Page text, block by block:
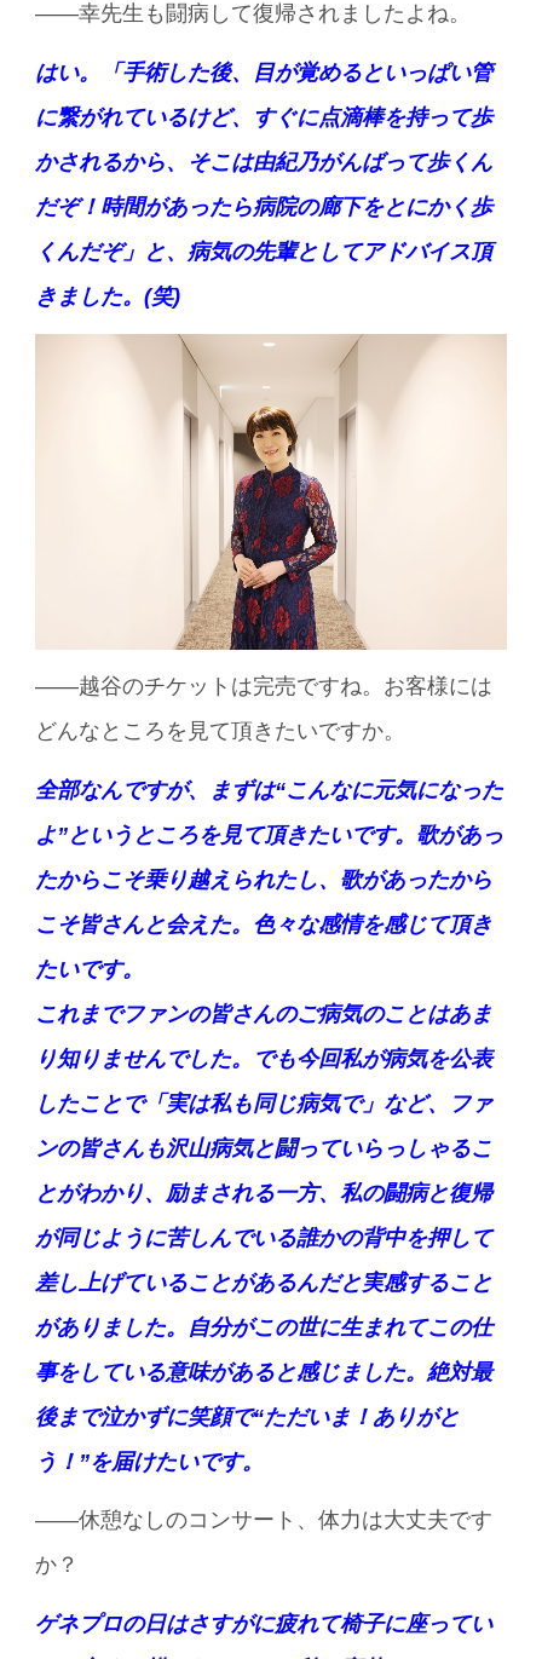
――幸先生も闘病して復帰されましたよね。
はい。「手術した後、目が覚めるといっぱい管
に繋がれているけど、すぐに点滴棒を持って歩
かされるから、そこは由紀乃がんばって歩くん
だぞ！時間があったら病院の廊下をとにかく歩
くんだぞ」と、病気の先輩としてアドバイス頂
きました。(笑)
――越谷のチケットは完売ですね。お客様には
どんなところを見て頂きたいですか。
全部なんですが、まずは“こんなに元気になった
よ”というところを見て頂きたいです。 歌があっ
たからこそ乗り越えられたし、歌があったから
こそ皆さんと会えた。 色々な感情を感じて頂き
たいです。
これまでファンの皆さんのご病気のことはあま
り知りませんでした。でも今回私が病気を公表
したことで「実は私も同じ病気で」など、ファ
ンの皆さんも沢山病気と闘っていらっしゃるこ
とがわかり、励まされる一方、私の闘病と復帰
が同じように苦しんでいる誰かの背中を押して
差し上げていることがあるんだと実感すること
がありました。 自分がこの世に生まれてこの仕
事をしている意味があると感じました。絶対最
後まで泣かずに笑顔で“ただいま！ありがと
う！”を届けたいです。
――休憩なしのコンサート、体力は大丈夫です
か？
ゲネプロの日はさすがに疲れて椅子に座ってい